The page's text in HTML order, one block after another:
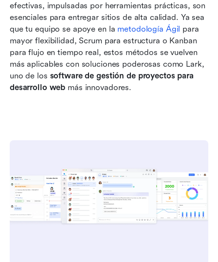
efectivas, impulsadas por herramientas prácticas, son
esenciales para entregar sitios de alta calidad. Ya sea
que tu equipo se apoye en la metodología Ágil para
mayor flexibilidad, Scrum para estructura o Kanban
para flujo en tiempo real, estos métodos se vuelven
más aplicables con soluciones poderosas como Lark,
uno de los software de gestión de proyectos para
desarrollo web más innovadores.